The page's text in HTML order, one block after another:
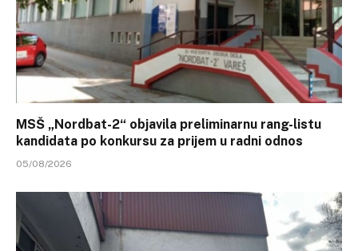
MSŠ „Nordbat-2“ objavila preliminarnu rang-listu
kandidata po konkursu za prijem u radni odnos
05/08/2026